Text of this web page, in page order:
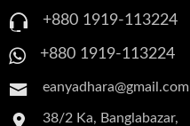
+880 1919-113224
+880 1919-113224
eanyadhara@gmail.com
38/2 Ka, Banglabazar,